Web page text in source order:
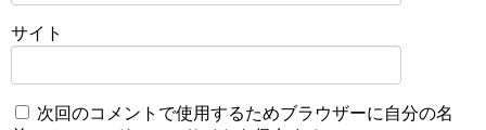
サイト
次回のコメントで使用するためブラウザーに自分の名